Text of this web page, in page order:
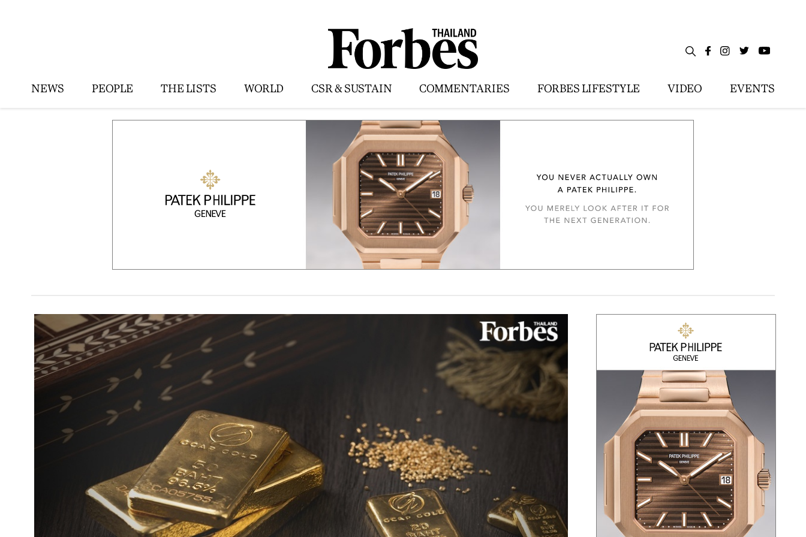
NEWS PEOPLE THE LISTS WORLD CSR & SUSTAIN COMMENTARIES FORBES LIFESTYLE VIDEO EVENTS